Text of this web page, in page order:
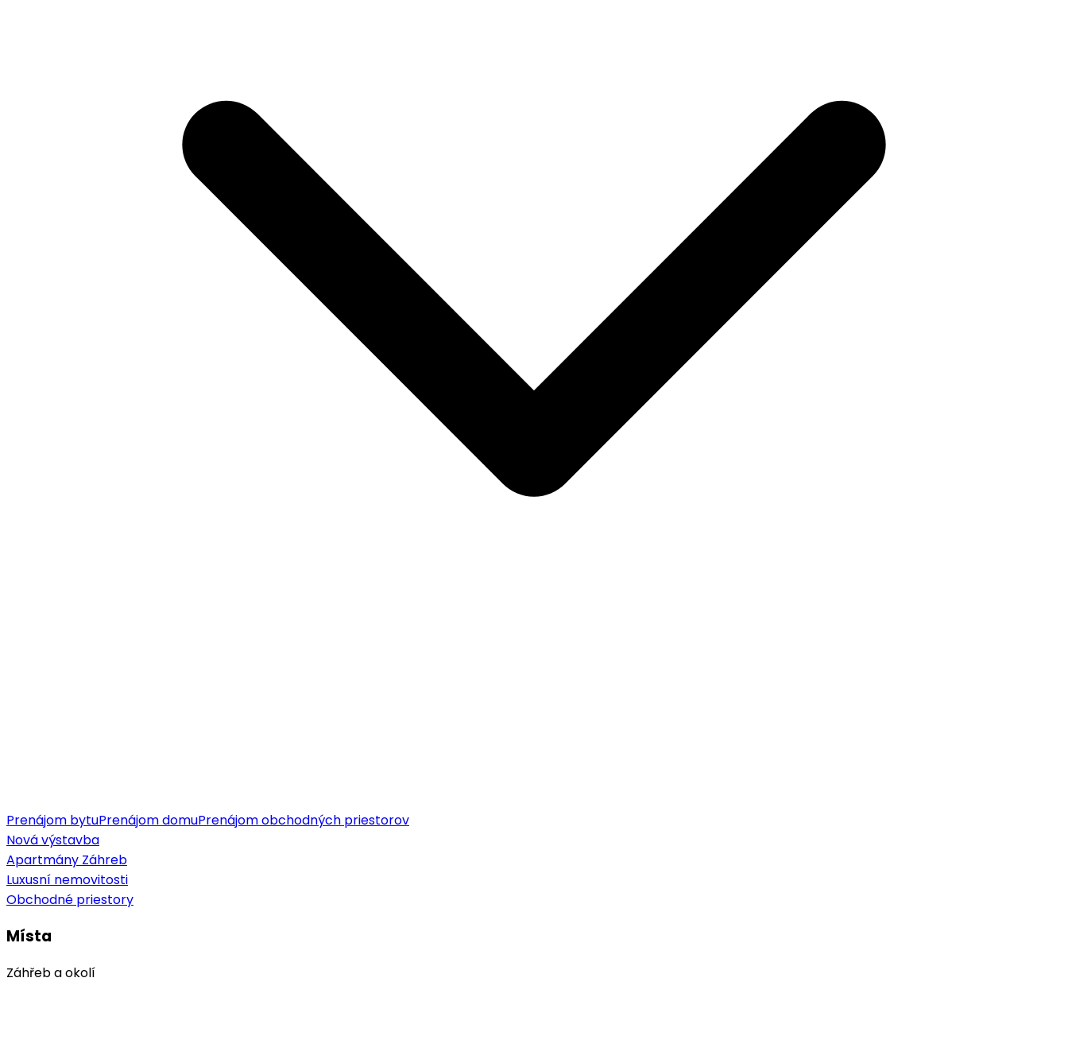
Prenájom bytuPrenájom domuPrenájom obchodných priestorov
Nová výstavba
Apartmány Záhreb
Luxusní nemovitosti
Obchodné priestory
Místa
Záhřeb a okolí